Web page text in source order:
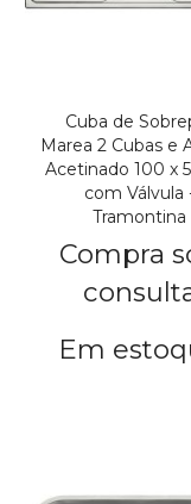
Cuba de
Marea 2 Cubas e
Acetinado 100 x
com Válvula
Tramontina
Compra
Em